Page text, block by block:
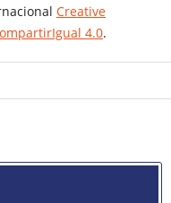
Creative
4.0.